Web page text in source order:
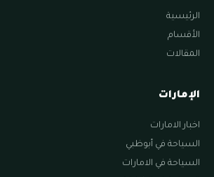
الرئيسية
الأقسام
المقالات
الإمارات
اخبار الامارات
السياحة في أبوظبي
السياحة في الامارات